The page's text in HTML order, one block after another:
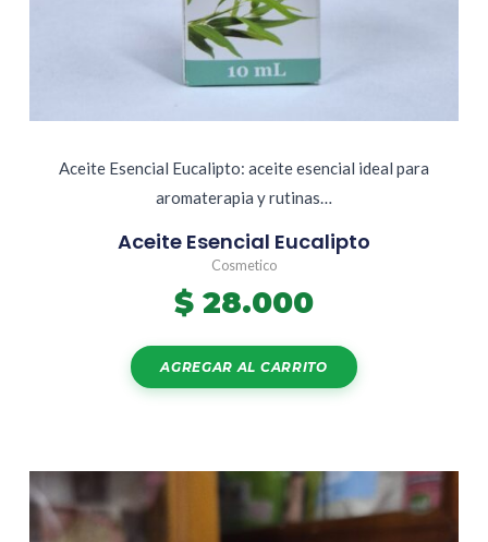
Aceite Esencial Eucalipto: aceite esencial ideal para
aromaterapia y rutinas…
Aceite Esencial Eucalipto
Cosmetico
$ 28.000
AGREGAR AL CARRITO